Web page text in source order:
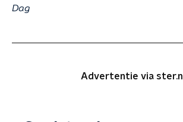
Dag
Advertentie via ster.nl